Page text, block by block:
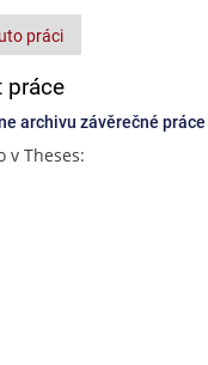
práci
práce
archivu závěrečné práce
v Theses: